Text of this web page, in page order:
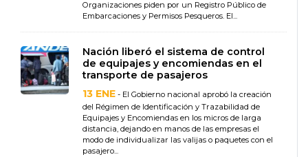
Organizaciones piden por un Registro Público de
Embarcaciones y Permisos Pesqueros. El...
Nación liberó el sistema de control
de equipajes y encomiendas en el
transporte de pasajeros
13 ENE - El Gobierno nacional aprobó la creación
del Régimen de Identificación y Trazabilidad de
Equipajes y Encomiendas en los micros de larga
distancia, dejando en manos de las empresas el
modo de individualizar las valijas o paquetes con el
pasajero...